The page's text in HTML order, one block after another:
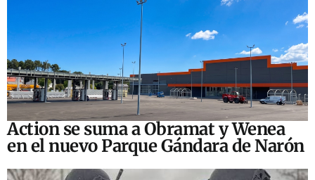
Action se suma a Obramat y Wenea
en el nuevo Parque Gándara de Narón